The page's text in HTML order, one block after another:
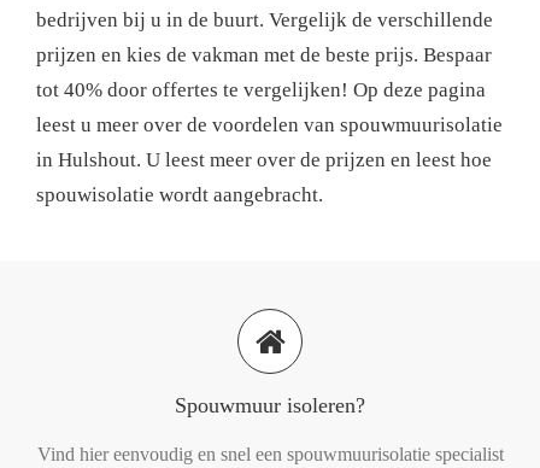
bedrijven bij u in de buurt. Vergelijk de verschillende
prijzen en kies de vakman met de beste prijs. Bespaar
tot 40% door offertes te vergelijken! Op deze pagina
leest u meer over de voordelen van spouwmuurisolatie
in Hulshout. U leest meer over de prijzen en leest hoe
spouwisolatie wordt aangebracht.
Spouwmuur isoleren?
Vind hier eenvoudig en snel een spouwmuurisolatie specialist